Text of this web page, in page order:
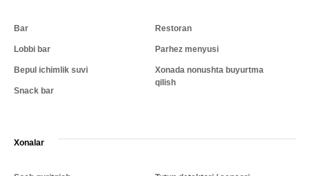
Bar
Lobbi bar
Bepul ichimlik suvi
Snack bar
Restoran
Parhez menyusi
Xonada nonushta buyurtma
qilish
Xonalar